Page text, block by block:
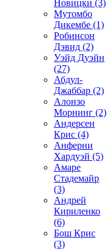
Новицки (3)
Мутомбо
Дикембе (1)
Робинсон
Дэвид (2)
Уэйд Дуэйн
(27)
Абдул-
Джаббар (2)
Алонзо
Морнинг (2)
Андерсен
Крис (4)
Анферни
Xардуэй (5)
Амаре
Стадемайр
(3)
Андрей
Кириленко
(6)
Бош Крис
(3)